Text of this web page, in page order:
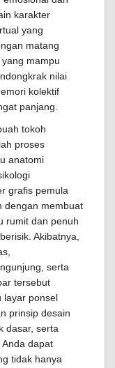
karakter
yang
matang
mampu
nilai
kolektif
panjang.
tokoh
proses
anatomi
grafis pemula
dengan membuat
rumit dan penuh
Akibatnya,
serta
tersebut
layar ponsel
prinsip desain
dasar, serta
dapat
tidak hanya